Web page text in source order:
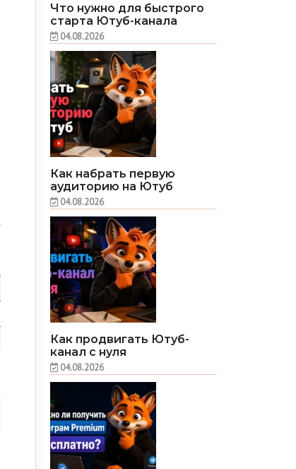
Что нужно для быстрого
старта Ютуб-канала
04.08.2026
Как набрать первую
аудиторию на Ютуб
04.08.2026
Как продвигать Ютуб-
канал с нуля
04.08.2026